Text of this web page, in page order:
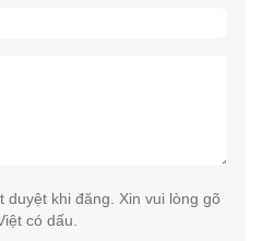
khi đăng. Xin vui lòng gõ
có dấu.